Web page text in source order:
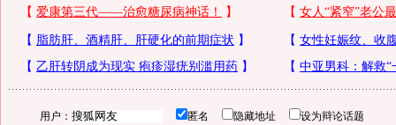
用户： 匿名 隐藏地址 设为辩论话题